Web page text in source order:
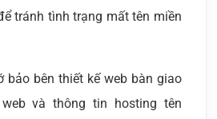
tránh tình trạng mất tên miền
bảo bên thiết kế web bàn giao
và thông tin hosting tên